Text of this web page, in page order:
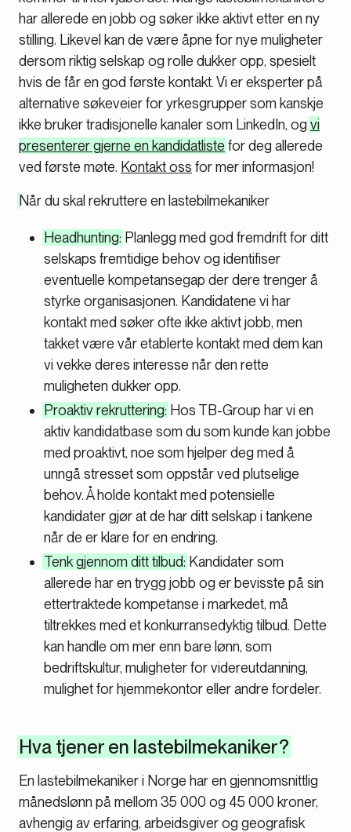
har allerede en jobb og søker ikke aktivt etter en ny
stilling. Likevel kan de være åpne for nye muligheter
dersom riktig selskap og rolle dukker opp, spesielt
hvis de får en god første kontakt. Vi er eksperter på
alternative søkeveier for yrkesgrupper som kanskje
ikke bruker tradisjonelle kanaler som LinkedIn, og vi
presenterer gjerne en kandidatliste for deg allerede
ved første møte. Kontakt oss for mer informasjon!
Når du skal rekruttere en lastebilmekaniker
Headhunting: Planlegg med god fremdrift for ditt
selskaps fremtidige behov og identifiser
eventuelle kompetansegap der dere trenger å
styrke organisasjonen. Kandidatene vi har
kontakt med søker ofte ikke aktivt jobb, men
takket være vår etablerte kontakt med dem kan
vi vekke deres interesse når den rette
muligheten dukker opp.
Proaktiv rekruttering: Hos TB-Group har vi en
aktiv kandidatbase som du som kunde kan jobbe
med proaktivt, noe som hjelper deg med å
unngå stresset som oppstår ved plutselige
behov. Å holde kontakt med potensielle
kandidater gjør at de har ditt selskap i tankene
når de er klare for en endring.
Tenk gjennom ditt tilbud: Kandidater som
allerede har en trygg jobb og er bevisste på sin
ettertraktede kompetanse i markedet, må
tiltrekkes med et konkurransedyktig tilbud. Dette
kan handle om mer enn bare lønn, som
bedriftskultur, muligheter for videreutdanning,
mulighet for hjemmekontor eller andre fordeler.
Hva tjener en lastebilmekaniker?
En lastebilmekaniker i Norge har en gjennomsnittlig
månedslønn på mellom 35 000 og 45 000 kroner,
avhengig av erfaring, arbeidsgiver og geografisk